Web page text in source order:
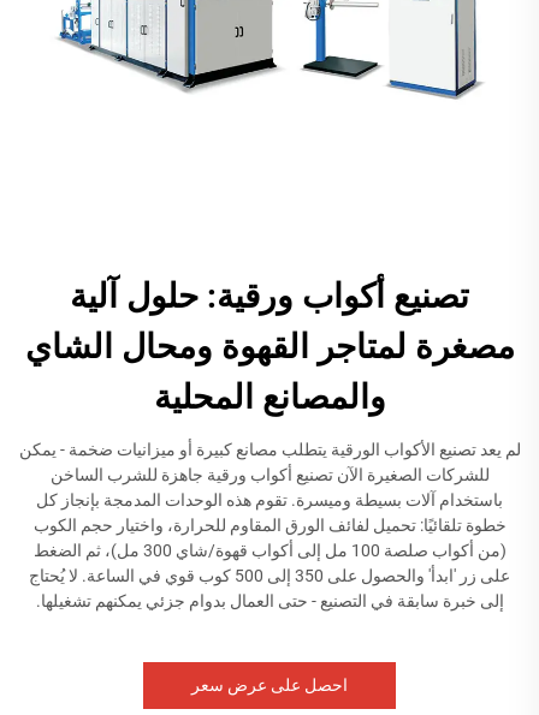
تصنيع أكواب ورقية: حلول آلية
مصغرة لمتاجر القهوة ومحال الشاي
والمصانع المحلية
لم يعد تصنيع الأكواب الورقية يتطلب مصانع كبيرة أو ميزانيات ضخمة - يمكن
للشركات الصغيرة الآن تصنيع أكواب ورقية جاهزة للشرب الساخن
باستخدام آلات بسيطة وميسرة. تقوم هذه الوحدات المدمجة بإنجاز كل
خطوة تلقائيًا: تحميل لفائف الورق المقاوم للحرارة، واختيار حجم الكوب
(من أكواب صلصة 100 مل إلى أكواب قهوة/شاي 300 مل)، ثم الضغط
على زر 'ابدأ' والحصول على 350 إلى 500 كوب قوي في الساعة. لا يُحتاج
إلى خبرة سابقة في التصنيع - حتى العمال بدوام جزئي يمكنهم تشغيلها.
احصل على عرض سعر